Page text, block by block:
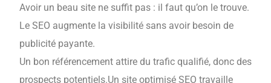
Avoir un beau site ne suffit pas : il faut qu’on le trouve.
Le SEO augmente la visibilité sans avoir besoin de
publicité payante.
Un bon référencement attire du trafic qualifié, donc des
prospects potentiels.Un site optimisé SEO travaille